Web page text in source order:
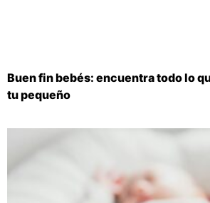
Buen fin bebés: encuentra todo lo
tu pequeño